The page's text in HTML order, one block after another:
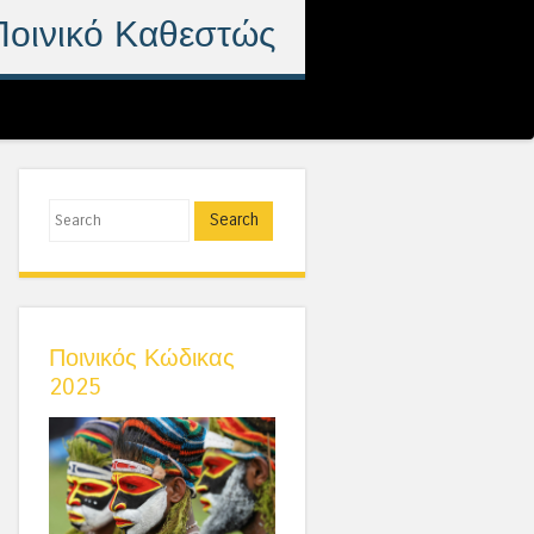
Καθεστώς
Search
Ποινικός Κώδικας
2025